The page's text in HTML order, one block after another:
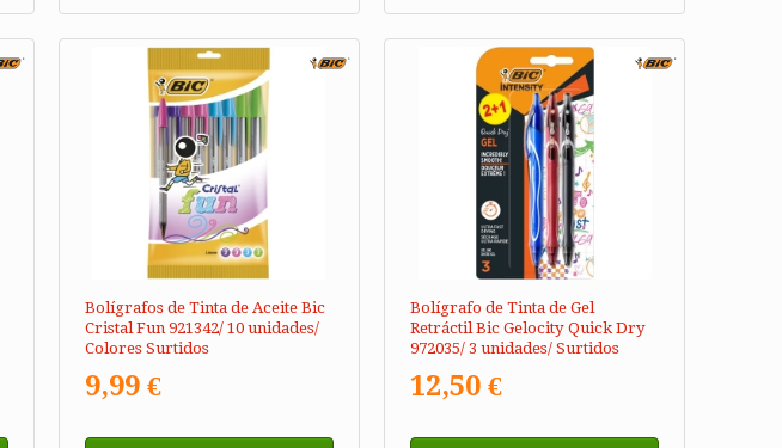
Bolígrafos de Tinta de Aceite Bic
Cristal Fun 921342/ 10 unidades/
Colores Surtidos
9,99 €
Bolígrafo de Tinta de Gel
Retráctil Bic Gelocity Quick Dry
972035/ 3 unidades/ Surtidos
12,50 €